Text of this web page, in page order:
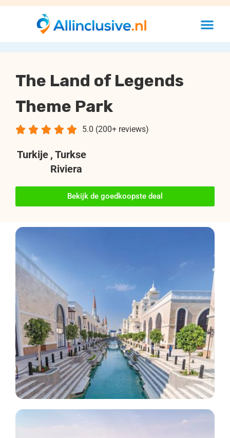
The Land of Legends
Theme Park
5.0 (200+ reviews)
    
Turkije , Turkse
Riviera
Bekijk de goedkoopste deal